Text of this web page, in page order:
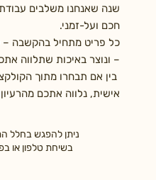
שנה שאנחנו משלבים
חכם ועל-זמני.
כל פריט מתחיל בהקשבה –
– ונוצר באיכות שתלווה
בין אם תבחרו מתוך
אישית, נלווה אתכם
ניתן להפגש בחלל
בשיחת טלפון או